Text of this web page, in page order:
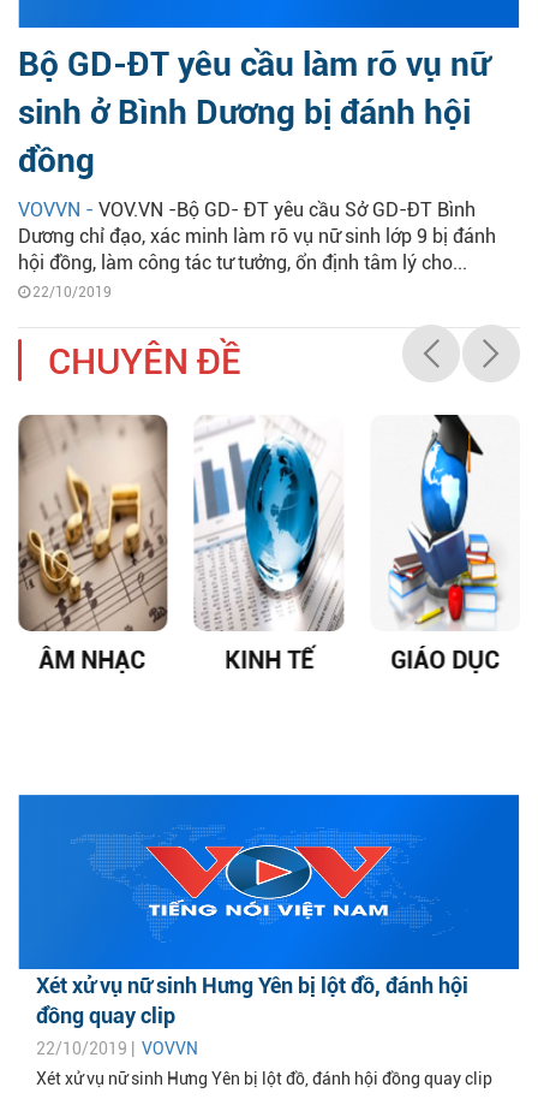
Bộ GD-ĐT yêu cầu làm rõ vụ nữ
sinh ở Bình Dương bị đánh hội
đồng
VOVVN - VOV.VN -Bộ GD- ĐT yêu cầu Sở GD-ĐT Bình
Dương chỉ đạo, xác minh làm rõ vụ nữ sinh lớp 9 bị đánh
hội đồng, làm công tác tư tưởng, ổn định tâm lý cho...
22/10/2019
CHUYÊN ĐỀ
ÂM NHẠC KINH TẾ GIÁO DỤC
Xét xử vụ nữ sinh Hưng Yên bị lột đồ, đánh hội
đồng quay clip
22/10/2019 | VOVVN
Xét xử vụ nữ sinh Hưng Yên bị lột đồ, đánh hội đồng quay clip